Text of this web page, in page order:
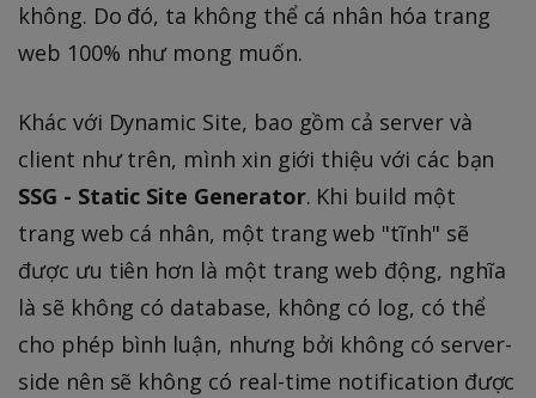
không. Do đó, ta không thể cá nhân hóa trang
web 100% như mong muốn.
Khác với Dynamic Site, bao gồm cả server và
client như trên, mình xin giới thiệu với các bạn
SSG - Static Site Generator. Khi build một
trang web cá nhân, một trang web "tĩnh" sẽ
được ưu tiên hơn là một trang web động, nghĩa
là sẽ không có database, không có log, có thể
cho phép bình luận, nhưng bởi không có server-
side nên sẽ không có real-time notification được